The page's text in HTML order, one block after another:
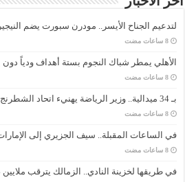
لتدعيم الجناح الأيسر.. مودرن سبورت يضم
‏8 ساعات مضت
الأهلي يمطر شباك النجوم بستة أهداف ودياً دون
‏8 ساعات مضت
بـ 34 ميدالية.. وزير الرياضة يهنيء اتحاد الشطرنج بتصدر البطولة العربية
‏8 ساعات مضت
في الساعات المقبلة.. سيف الجزيري إلى
‏8 ساعات مضت
في طريقها لخزينة النادي.. الزمالك يترقب